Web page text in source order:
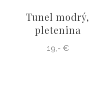
Tunel modrý,
pletenina
19,- €